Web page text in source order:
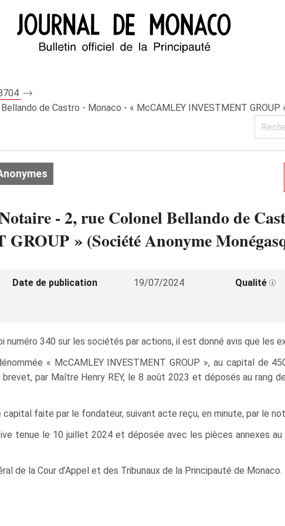
de Castro - Monaco - « McCAMLEY INVESTMENT
- 2, rue Colonel Bellando de
» (Société Anonyme
Date de publication 19/07/2024 Qualité
numéro 340 sur les sociétés par actions, il est donné avis que les
« McCAMLEY INVESTMENT GROUP », au capital de
brevet, par Maître Henry REY, le 8 août 2023 et déposés au rang
faite par le fondateur, suivant acte reçu, en minute, par le
tenue le 10 juillet 2024 et déposée avec les pièces annexes au
de la Cour d’Appel et des Tribunaux de la Principauté de Monaco.